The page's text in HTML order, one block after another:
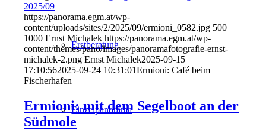
Erstberatung
Einzelpanorama
2025/09
https://panorama.egm.at/wp-
content/uploads/sites/2/2025/09/ermioni_0582.jpg 500
1000 Ernst Michalek https://panorama.egm.at/wp-
content/themes/pano/images/panoramafotografie-ernst-
michalek-2.png Ernst Michalek2025-09-15
17:10:562025-09-24 10:31:01Ermioni: Café beim
Fischerhafen
Ermioni: mit dem Segelboot an der
Südmole